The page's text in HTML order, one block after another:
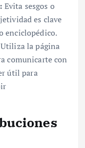
Evita sesgos o
es clave
enciclopédico.
la página
comunicarte con
útil para